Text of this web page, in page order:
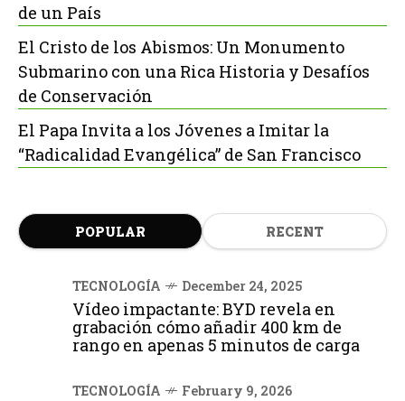
de un País
El Cristo de los Abismos: Un Monumento
Submarino con una Rica Historia y Desafíos
de Conservación
El Papa Invita a los Jóvenes a Imitar la
“Radicalidad Evangélica” de San Francisco
POPULAR RECENT
TECNOLOGÍA December 24, 2025
Vídeo impactante: BYD revela en
grabación cómo añadir 400 km de
rango en apenas 5 minutos de carga
TECNOLOGÍA February 9, 2026